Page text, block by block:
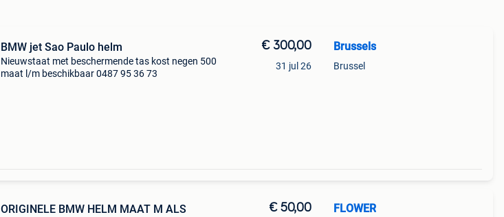
BMW jet Sao Paulo helm
Nieuwstaat met beschermende tas kost negen 500
maat l/m beschikbaar 0487 95 36 73
€ 300,00
31 jul 26
Brussels
Brussel
ORIGINELE BMW HELM MAAT M ALS
€ 50,00 FLOWER